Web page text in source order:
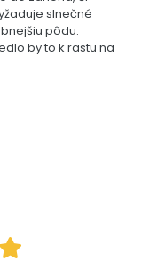
slnečné
pôdu.
by to k rastu na